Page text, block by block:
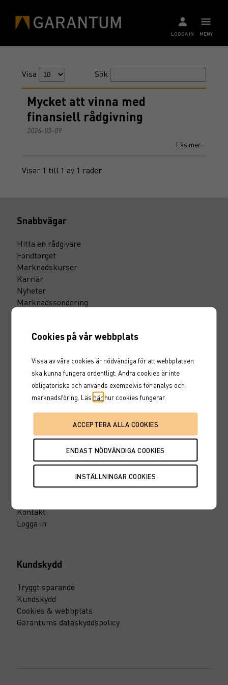
MENY
LOGGA IN
Visa Sök
Mycket att vinna med
finansiell rådgivning
2026-03-09
Läs mer
Visar 1 till 1 av 1 rader
Snabbvägar
Hitta en rådgivare
Fondtorget
Marknadskurser
Karriär
Nyheter
Marknadssondering
Inspiration
Invstr
Marknadsinsikt
10 smarta fondtips
Maxa din pension
Till vårt pressrum
Synpunkter & klagomål
Kontakt
Logga in
Kundskydd
Tryggt sparande
Kundskydd
Cookies & webbplats
Garantums dataskyddspolicy
Cookies på vår webbplats
Vissa av våra cookies är nödvändiga för att webbplatsen
ska kunna fungera ordentligt. Andra cookies är inte
obligatoriska och används exempelvis för analys och
marknadsföring. Läs härhur cookies fungerar.